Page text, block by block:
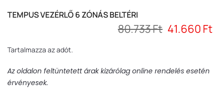
TEMPUS VEZÉRLŐ 6 ZÓNÁS BELTÉRI
80.733 Ft 41.660 Ft
Tartalmazza az adót.
Az oldalon feltüntetett árak kizárólag online rendelés esetén
érvényesek.